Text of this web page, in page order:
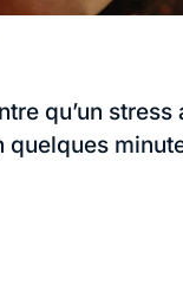
qu’un